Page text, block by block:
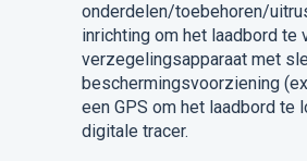
onderdelen/toebehoren/
inrichting om het laadbord te
verzegelingsapparaat met
beschermingsvoorziening
een GPS om het laadbord te
digitale tracer.